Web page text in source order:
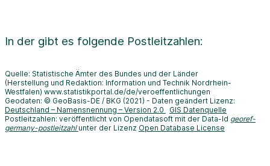
In der gibt es folgende Postleitzahlen:
Quelle: Statistische Ämter des Bundes und der Länder
(Herstellung und Redaktion: Information und Technik Nordrhein-
Westfalen) www.statistikportal.de/de/veroeffentlichungen
Geodaten: © GeoBasis-DE / BKG (2021) - Daten geändert Lizenz:
Deutschland – Namensnennung – Version 2.0
GIS Datenquelle
Postleitzahlen: veröffentlicht von Opendatasoft mit der Data-Id georef-
germany-postleitzahl unter der Lizenz Open Database License